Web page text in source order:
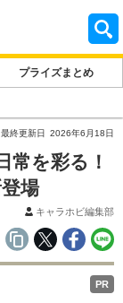
プライズまとめ
最終更新日 2026年6月18日
常を彩る！
場
キャラホビ編集部
PR